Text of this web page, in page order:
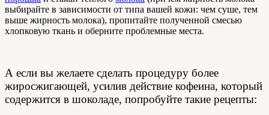
выбирайте в зависимости от типа вашей кожи: чем суше, тем
выше жирность молока), пропитайте полученной смесью
хлопковую ткань и оберните проблемные места.
А если вы желаете сделать процедуру более
жиросжигающей, усилив действие кофеина, который
содержится в шоколаде, попробуйте такие рецепты: